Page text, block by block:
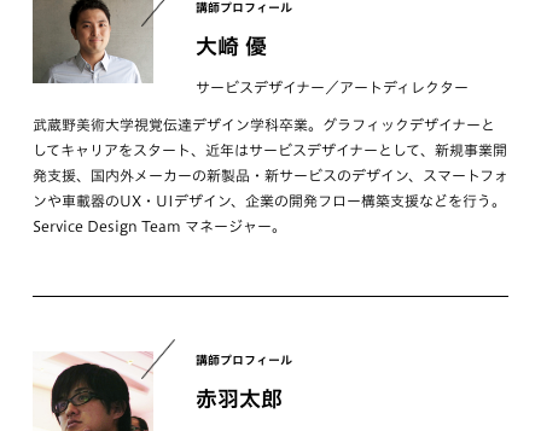
講師プロフィール
大崎 優
サービスデザイナー／アートディレクター
武蔵野美術大学視覚伝達デザイン学科卒業。グラフィックデザイナーと
してキャリアをスタート、近年はサービスデザイナーとして、新規事業開
発支援、国内外メーカーの新製品・新サービスのデザイン、スマートフォ
ンや車載器のUX・UIデザイン、企業の開発フロー構築支援などを行う。
Service Design Team マネージャー。
講師プロフィール
赤羽太郎